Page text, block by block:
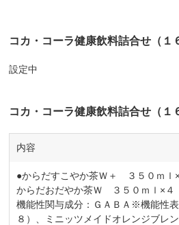
コカ・コーラ健康飲料詰合せ（１
設定中
コカ・コーラ健康飲料詰合せ（１
内容
●からだすこやか茶Ｗ＋ ３５０ｍｌ×
からだおだやか茶Ｗ ３５０ｍｌ×４
機能性関与成分：ＧＡＢＡ※機能性
８）、ミニッツメイドオレンジブレ